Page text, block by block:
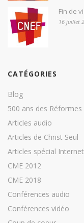
Fin de
16 juillet
CATÉGORIES
Blog
500 ans des Réformes
Articles audio
Articles de Christ Seul
Articles spécial Internet
CME 2012
CME 2018
Conférences audio
Conférences vidéo